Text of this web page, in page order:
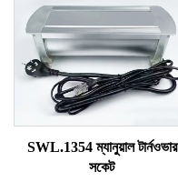
SWL.1354 ম্যানুয়াল টার্নওভার
সকেট